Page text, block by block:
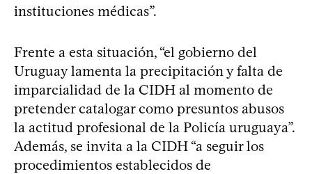
instituciones médicas”.
Frente a esta situación, “el gobierno del
Uruguay lamenta la precipitación y falta de
imparcialidad de la CIDH al momento de
pretender catalogar como presuntos abusos
la actitud profesional de la Policía uruguaya”.
Además, se invita a la CIDH “a seguir los
procedimientos establecidos de